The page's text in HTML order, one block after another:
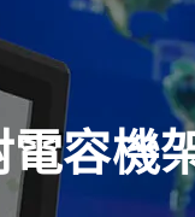
安裝
面板IP65
觸控
Type-C
後置
工業
機架
長條
OSD
式解決方案
入式電腦 / IP65 防水強
慧型機器人系統解
府解决方案
功案例
電容機